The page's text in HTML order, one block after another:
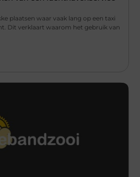
plaatsen waar vaak lang op een taxi
Dit verklaart waarom het gebruik van